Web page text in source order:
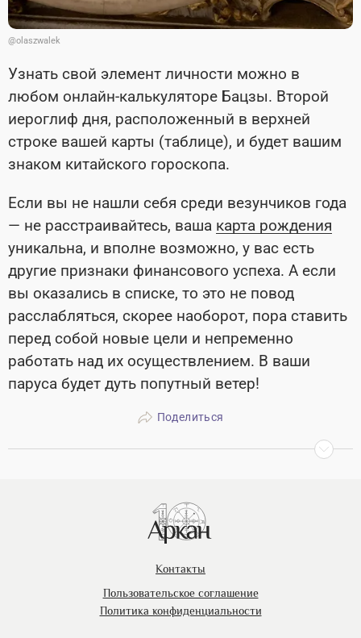
@olaszwalek
Узнать свой элемент личности можно в
любом онлайн-калькуляторе Бацзы. Второй
иероглиф дня, расположенный в верхней
строке вашей карты (таблице), и будет вашим
знаком китайского гороскопа.
Если вы не нашли себя среди везунчиков года
— не расстраивайтесь, ваша карта рождения
уникальна, и вполне возможно, у вас есть
другие признаки финансового успеха. А если
вы оказались в списке, то это не повод
расслабляться, скорее наоборот, пора ставить
перед собой новые цели и непременно
работать над их осуществлением. В ваши
паруса будет дуть попутный ветер!
Поделиться
Контакты
Пользовательское соглашение
Политика конфиденциальности